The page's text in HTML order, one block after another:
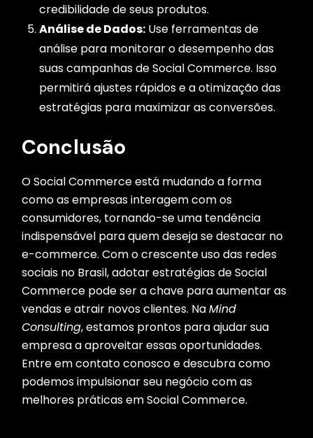
credibilidade de seus produtos.
Análise de Dados: Use ferramentas de
análise para monitorar o desempenho das
suas campanhas de Social Commerce. Isso
permitirá ajustes rápidos e a otimização das
estratégias para maximizar as conversões.
Conclusão
O Social Commerce está mudando a forma
como as empresas interagem com os
consumidores, tornando-se uma tendência
indispensável para quem deseja se destacar no
e-commerce. Com o crescente uso das redes
sociais no Brasil, adotar estratégias de Social
Commerce pode ser a chave para aumentar as
vendas e atrair novos clientes. NaMind
Consulting, estamos prontos para ajudar sua
empresa a aproveitar essas oportunidades.
Entre em contato conosco e descubra como
podemos impulsionar seu negócio com as
melhores práticas em Social Commerce.